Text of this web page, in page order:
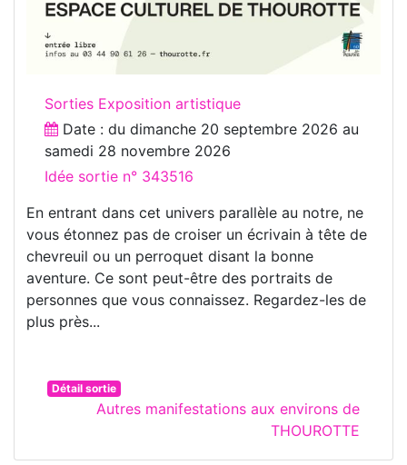
Sorties Exposition artistique
Date : du dimanche 20 septembre 2026 au
samedi 28 novembre 2026
Idée sortie n° 343516
En entrant dans cet univers parallèle au notre, ne
vous étonnez pas de croiser un écrivain à tête de
chevreuil ou un perroquet disant la bonne
aventure. Ce sont peut-être des portraits de
personnes que vous connaissez. Regardez-les de
plus près...
Détail sortie
Autres manifestations aux environs de
THOUROTTE